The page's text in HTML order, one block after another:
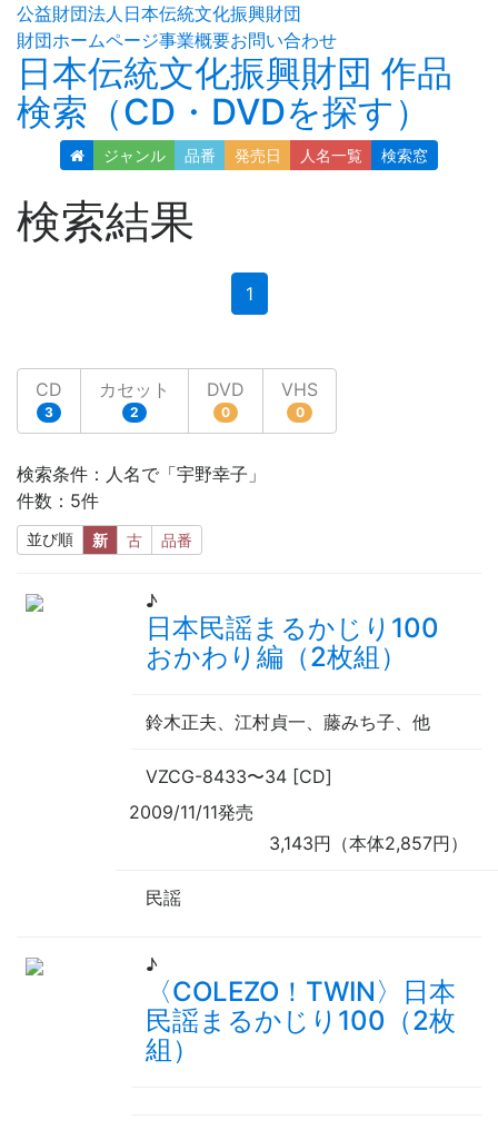
公益財団法人日本伝統文化振興財団
財団ホームページ事業概要お問い合わせ
日本伝統文化振興財団 作品
検索（CD・DVDを探す）
ジャンル 品番 発売日 人名一覧 検索窓
検索結果
1(current)
CD
3
カセット
2
DVD
0
VHS
0
検索条件：人名で「宇野幸子」
件数：5件
並び順 新 古 品番
♪
日本民謡まるかじり100
おかわり編（2枚組）
鈴木正夫、江村貞一、藤みち子、 他
VZCG-8433〜34 [CD]
2009/11/11発売
3,143円（本体2,857円）
民謡
♪
〈COLEZO！TWIN〉日本
民謡まるかじり100（2枚
組）